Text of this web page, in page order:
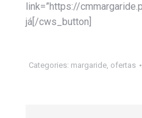
link=”https://
já[/cws_button]
Categories: margaride, ofertas